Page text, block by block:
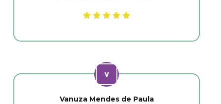
Vanuza Mendes de Paula